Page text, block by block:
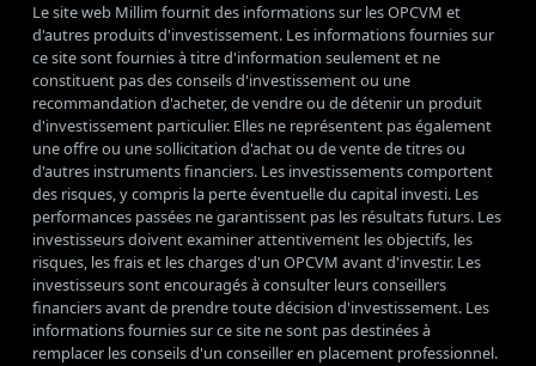
Le site web Millim fournit des informations sur les OPCVM et
d'autres produits d'investissement. Les informations fournies sur
ce site sont fournies à titre d'information seulement et ne
constituent pas des conseils d'investissement ou une
recommandation d'acheter, de vendre ou de détenir un produit
d'investissement particulier. Elles ne représentent pas également
une offre ou une sollicitation d'achat ou de vente de titres ou
d'autres instruments financiers. Les investissements comportent
des risques, y compris la perte éventuelle du capital investi. Les
performances passées ne garantissent pas les résultats futurs. Les
investisseurs doivent examiner attentivement les objectifs, les
risques, les frais et les charges d'un OPCVM avant d'investir. Les
investisseurs sont encouragés à consulter leurs conseillers
financiers avant de prendre toute décision d'investissement. Les
informations fournies sur ce site ne sont pas destinées à
remplacer les conseils d'un conseiller en placement professionnel.